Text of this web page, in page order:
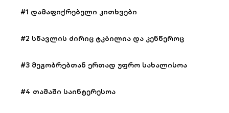
#1 დამაფიქრებელი კითხვები
#2 სწავლის ძირიც ტკბილია და კენწეროც
#3 მეგობრებთან ერთად უფრო სახალისოა
#4 თამაში საინტერესოა